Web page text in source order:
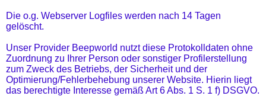
Die o.g. Webserver Logfiles werden nach 14 Tagen
gelöscht.
Unser Provider Beepworld nutzt diese Protokolldaten ohne
Zuordnung zu Ihrer Person oder sonstiger Profilerstellung
zum Zweck des Betriebs, der Sicherheit und der
Optimierung/Fehlerbehebung unserer Website. Hierin liegt
das berechtigte Interesse gemäß Art 6 Abs. 1 S. 1 f) DSGVO.